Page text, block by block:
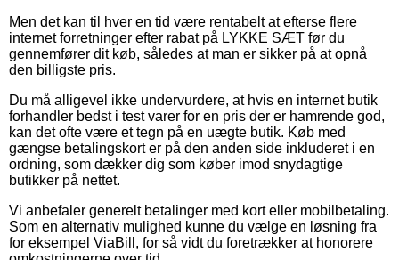
Men det kan til hver en tid være rentabelt at efterse flere
internet forretninger efter rabat på LYKKE SÆT før du
gennemfører dit køb, således at man er sikker på at opnå
den billigste pris.
Du må alligevel ikke undervurdere, at hvis en internet butik
forhandler bedst i test varer for en pris der er hamrende god,
kan det ofte være et tegn på en uægte butik. Køb med
gængse betalingskort er på den anden side inkluderet i en
ordning, som dækker dig som køber imod snydagtige
butikker på nettet.
Vi anbefaler generelt betalinger med kort eller mobilbetaling.
Som en alternativ mulighed kunne du vælge en løsning fra
for eksempel ViaBill, for så vidt du foretrækker at honorere